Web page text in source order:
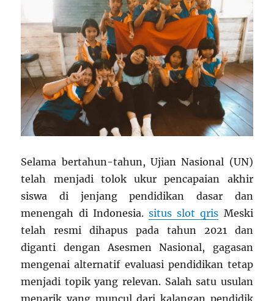
Selama bertahun-tahun, Ujian Nasional (UN)
telah menjadi tolok ukur pencapaian akhir
siswa di jenjang pendidikan dasar dan
menengah di Indonesia. situs slot qris Meski
telah resmi dihapus pada tahun 2021 dan
diganti dengan Asesmen Nasional, gagasan
mengenai alternatif evaluasi pendidikan tetap
menjadi topik yang relevan. Salah satu usulan
menarik yang muncul dari kalangan pendidik